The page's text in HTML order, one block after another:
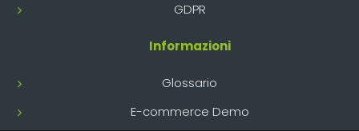
GDPR
Informazioni
Glossario
E-commerce Demo